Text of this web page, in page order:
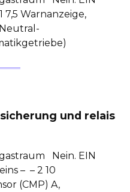
Warnanzeige,
sicherung und relais
Nein. EIN
– – 2 10
(CMP) A,